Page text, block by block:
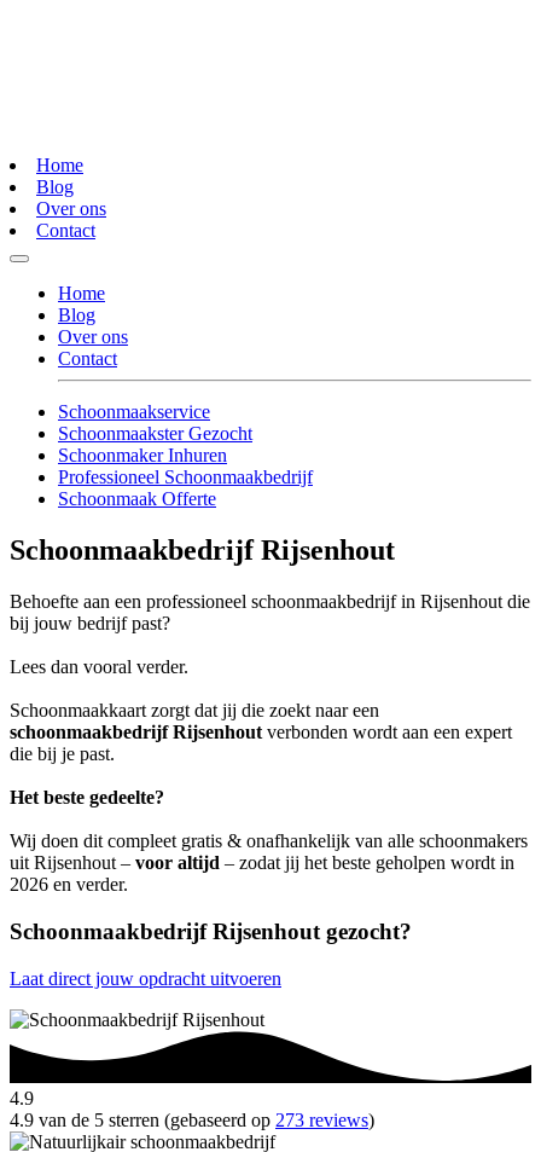
Home
Blog
Over ons
Contact
Home
Blog
Over ons
Contact
Schoonmaakservice
Schoonmaakster Gezocht
Schoonmaker Inhuren
Professioneel Schoonmaakbedrijf
Schoonmaak Offerte
Schoonmaakbedrijf Rijsenhout
Behoefte aan een professioneel schoonmaakbedrijf in Rijsenhout die
bij jouw bedrijf past?
Lees dan vooral verder.
Schoonmaakkaart zorgt dat jij die zoekt naar een
schoonmaakbedrijf Rijsenhout verbonden wordt aan een expert
die bij je past.
Het beste gedeelte?
Wij doen dit compleet gratis & onafhankelijk van alle schoonmakers
uit Rijsenhout – voor altijd – zodat jij het beste geholpen wordt in
2026 en verder.
Schoonmaakbedrijf Rijsenhout gezocht?
Laat direct jouw opdracht uitvoeren
4.9
4.9 van de 5 sterren (gebaseerd op 273 reviews)